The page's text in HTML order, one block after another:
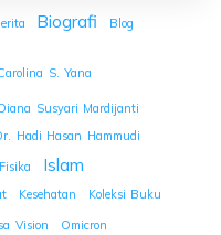
Biografi Blog
S. Yana
Diana Susyari Mardijanti
Hadi Hasan Hammudi
Fisika Islam
Kesehatan Koleksi Buku
Vision
Omicron